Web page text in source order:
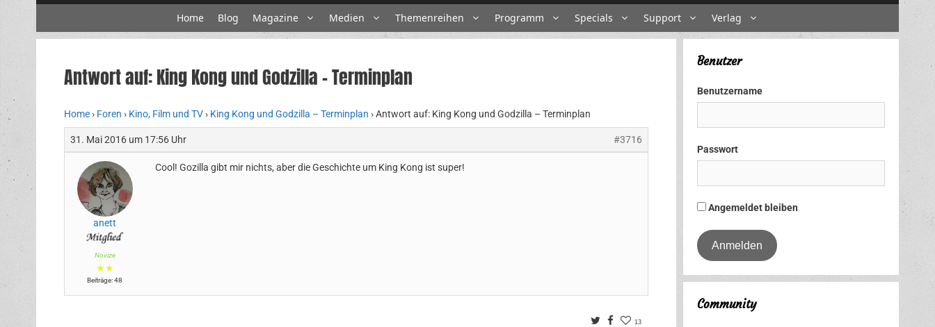
Home Blog Magazine Medien Themenreihen Programm Specials Support Verlag
Antwort auf: King Kong und Godzilla – Terminplan
Home› Foren › Kino, Film und TV› King Kong und Godzilla – Terminplan ›Antwort auf: King Kong und Godzilla – Terminplan
31. Mai 2016 um 17:56 Uhr #3716
anett
Novize
★★
Beiträge: 48
Cool! Gozilla gibt mir nichts, aber die Geschichte um King Kong ist super!
TwitterFacebook
13
Benutzer
Benutzername
Passwort
Angemeldet bleiben
Community